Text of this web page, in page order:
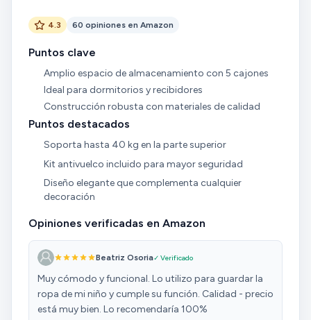
4.3 60 opiniones en Amazon
Puntos clave
Amplio espacio de almacenamiento con 5 cajones
Ideal para dormitorios y recibidores
Construcción robusta con materiales de calidad
Puntos destacados
Soporta hasta 40 kg en la parte superior
Kit antivuelco incluido para mayor seguridad
Diseño elegante que complementa cualquier
decoración
Opiniones verificadas en Amazon
Beatriz Osoria✓ Verificado
Muy cómodo y funcional. Lo utilizo para guardar la
ropa de mi niño y cumple su función. Calidad - precio
está muy bien. Lo recomendaría 100%